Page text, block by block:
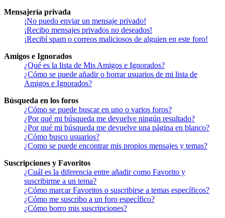
Mensajería privada
¡No puedo enviar un mensaje privado!
¡Recibo mensajes privados no deseados!
¡Recibí spam o correos maliciosos de alguien en este foro!
Amigos e Ignorados
¿Qué es la lista de Mis Amigos e Ignorados?
¿Cómo se puede añadir o borrar usuarios de mi lista de
Amigos e Ignorados?
Búsqueda en los foros
¿Cómo se puede buscar en uno o varios foros?
¿Por qué mi búsqueda me devuelve ningún resultado?
¿Por qué mi búsqueda me devuelve una página en blanco?
¿Cómo busco usuarios?
¿Como se puede encontrar mis propios mensajes y temas?
Suscripciones y Favoritos
¿Cuál es la diferencia entre añadir como Favorito y
suscribirme a un tema?
¿Cómo marcar Favoritos o suscribirse a temas específicos?
¿Cómo me suscribo a un foro específico?
¿Cómo borro mis suscripciones?